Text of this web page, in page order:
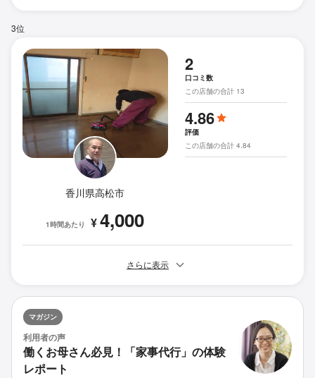
3位
香川県高松市
1時間あたり ¥4,000
2
口コミ数
この店舗の合計 13
4.86
評価
この店舗の合計 4.84
さらに表示
マガジン
利用者の声
働くお母さん必見！「家事代行」の体験
レポート